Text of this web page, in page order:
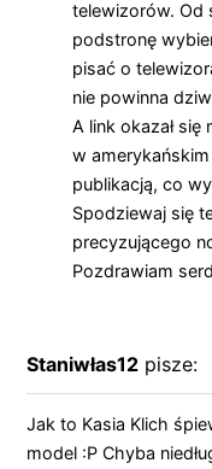
telewizorów. Od
podstronę
pisać o
nie powinna
A link okazał
w
publikacją, co
Spodziewaj się
precyzującego
Pozdrawiam
Staniwłas12 pisze:
Jak to Kasia Klich
model :P Chyba